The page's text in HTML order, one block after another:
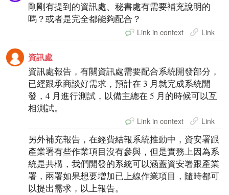
剛剛有提到的資訊處、秘書處有需要補充說明的
嗎？或者是完全都能夠配合？
Link in context Link
資訊處
資訊處報告，有關資訊處需要配合系統開發部分，
已經跟承商談好需求，預計在 3 月就完成系統開
發，4 月進行測試，以備主總在 5 月的時候可以互
相測試。
Link in context Link
另外補充報告，在經費結報系統推動中，資安署跟
產業署有些作業項目沒有參與，但是實務上因為系
統是共構，我們開發的系統可以涵蓋資安署跟產業
署，兩署如果想要増加已上線作業項目，隨時都可
以提出需求，以上報告。